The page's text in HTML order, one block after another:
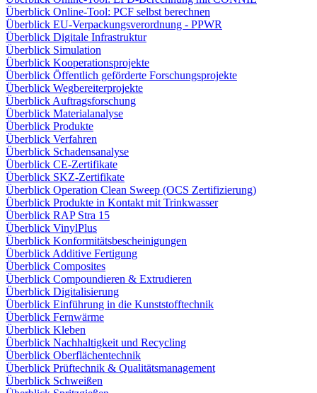
Überblick Online-Tool: PCF selbst berechnen
Überblick EU-Verpackungsverordnung - PPWR
Überblick Digitale Infrastruktur
Überblick Simulation
Überblick Kooperationsprojekte
Überblick Öffentlich geförderte Forschungsprojekte
Überblick Wegbereiterprojekte
Überblick Auftragsforschung
Überblick Materialanalyse
Überblick Produkte
Überblick Verfahren
Überblick Schadensanalyse
Überblick CE-Zertifikate
Überblick SKZ-Zertifikate
Überblick Operation Clean Sweep (OCS Zertifizierung)
Überblick Produkte in Kontakt mit Trinkwasser
Überblick RAP Stra 15
Überblick VinylPlus
Überblick Konformitätsbescheinigungen
Überblick Additive Fertigung
Überblick Composites
Überblick Compoundieren & Extrudieren
Überblick Digitalisierung
Überblick Einführung in die Kunststofftechnik
Überblick Fernwärme
Überblick Kleben
Überblick Nachhaltigkeit und Recycling
Überblick Oberflächentechnik
Überblick Prüftechnik & Qualitätsmanagement
Überblick Schweißen